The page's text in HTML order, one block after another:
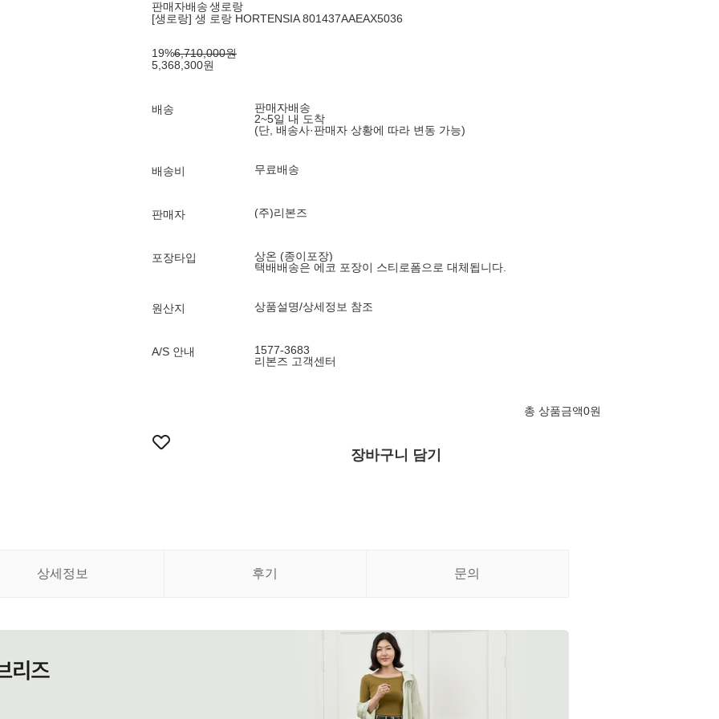
판매자배송생로랑
[생로랑] 생 로랑 HORTENSIA 801437AAEAX5036
19%6,710,000원
5,368,300원
배송
판매자배송
2~5일 내 도착
(단, 배송사·판매자 상황에 따라 변동 가능)
배송비 무료배송
판매자 (주)리본즈
포장타입
상온 (종이포장)
택배배송은 에코 포장이 스티로폼으로 대체됩니다.
원산지 상품설명/상세정보 참조
A/S 안내
1577-3683
리본즈 고객센터
총 상품금액0원
장바구니 담기
상세정보 후기 문의